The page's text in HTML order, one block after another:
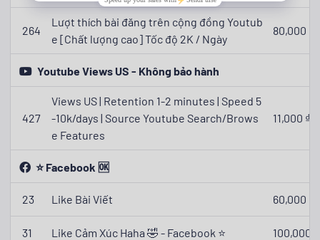
264
Lượt thích bài đăng trên cộng đồng Youtub
e [Chất lượng cao] Tốc độ 2K / Ngày
80,000 ₫
Youtube Views US - Không bảo hành
427
Views US | Retention 1-2 minutes | Speed 5
-10k/days | Source Youtube Search/Brows
e Features
11,000 ₫
⭐ Facebook 🆗
23 Like Bài Viết 60,000 ₫
31 Like Cảm Xúc Haha 🤣 - Facebook ⭐ 100,000 ₫